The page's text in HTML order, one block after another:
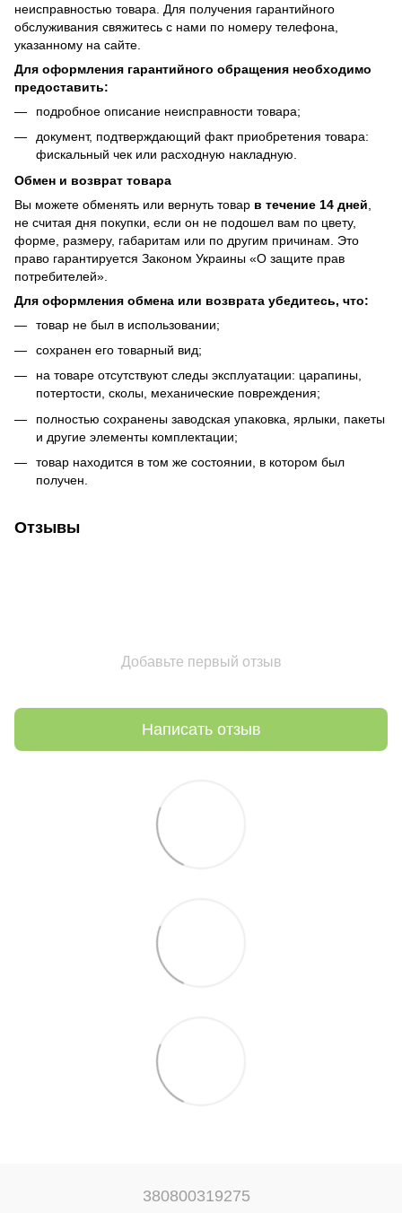
неисправностью товара. Для получения гарантийного
обслуживания свяжитесь с нами по номеру телефона,
указанному на сайте.
Для оформления гарантийного обращения необходимо
предоставить:
подробное описание неисправности товара;
документ, подтверждающий факт приобретения товара:
фискальный чек или расходную накладную.
Обмен и возврат товара
Вы можете обменять или вернуть товар в течение 14 дней
не считая дня покупки, если он не подошел вам по цвету,
форме, размеру, габаритам или по другим причинам. Это
право гарантируется Законом Украины «О защите прав
потребителей».
Для оформления обмена или возврата убедитесь, что:
товар не был в использовании;
сохранен его товарный вид;
на товаре отсутствуют следы эксплуатации: царапины,
потертости, сколы, механические повреждения;
полностью сохранены заводская упаковка, ярлыки, пакеты
и другие элементы комплектации;
товар находится в том же состоянии, в котором был
получен.
Отзывы
Добавьте первый отзыв
Написать отзыв
380800319275